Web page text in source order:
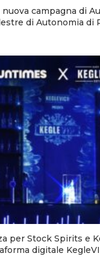
campagna di
di Autonomia di
per Stock Spirits e
digitale